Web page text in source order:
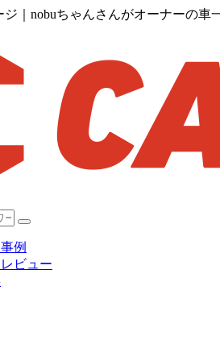
｜nobuちゃんさんがオーナーの車
例
ビュー